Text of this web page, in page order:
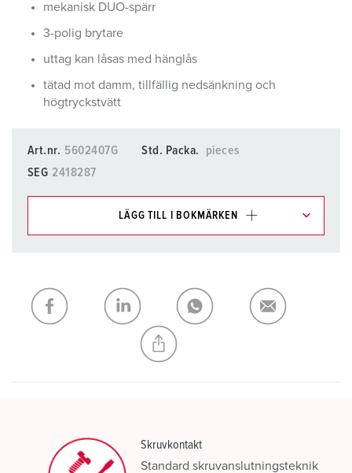
mekanisk DUO-spärr
3-polig brytare
uttag kan låsas med hänglås
tätad mot damm, tillfällig nedsänkning och
högtryckstvätt
Art.nr. 5602407G Std. Packa.
pieces
SEG 2418287
LÄGG TILL I BOKMÄRKEN
Min lista LÄGG TILL
SKAPA EN NY LISTA
Skruvkontakt
Standard skruvanslutningsteknik